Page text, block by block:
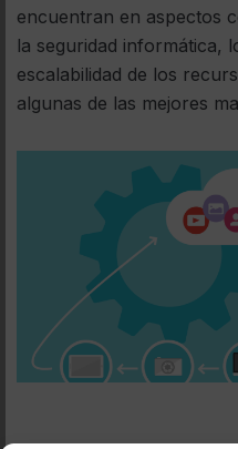
encuentran en aspectos
la seguridad informática,
escalabilidad de los
algunas de las mejores